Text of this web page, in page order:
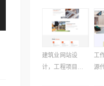
建筑业网站设
计，工程项目网
工
源